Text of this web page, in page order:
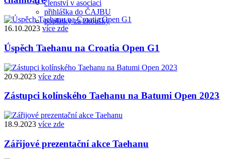
členství v asociaci
přihláška do ČAJBU
poplatky za zkoušky
16.10.2023 více zde
Úspěch Taehanu na Croatia Open G1
20.9.2023 více zde
Zástupci kolínského Taehanu na Batumi Open 2023
18.9.2023 více zde
Zářijové prezentační akce Taehanu